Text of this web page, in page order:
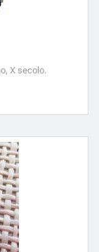
X secolo.